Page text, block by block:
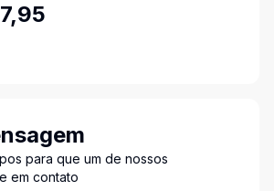
para que um de nossos
em contato